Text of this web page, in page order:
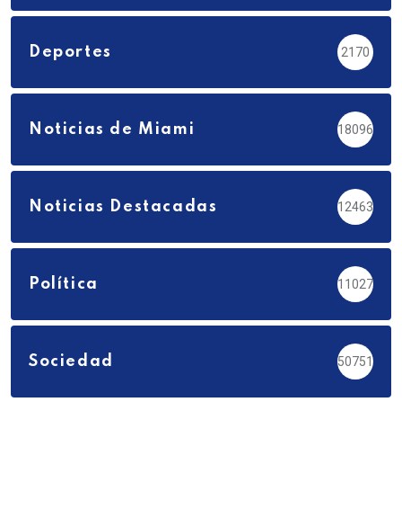
Deportes 2170
Noticias de Miami 18096
Noticias Destacadas 12463
Política 11027
Sociedad 50751